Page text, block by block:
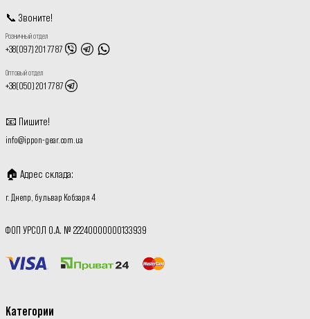
📞 Звоните!
Розничный отдел
+38(097) 201 77 87
Оптовый отдел
+38(050) 201 77 87
📧 Пишите!
info@ippon-gear.com.ua
🏠 Адрес склада:
г. Днепр, бульвар Кобзаря 4
ФОП УРСОЛ О.А. № 22240000000133939
Категории